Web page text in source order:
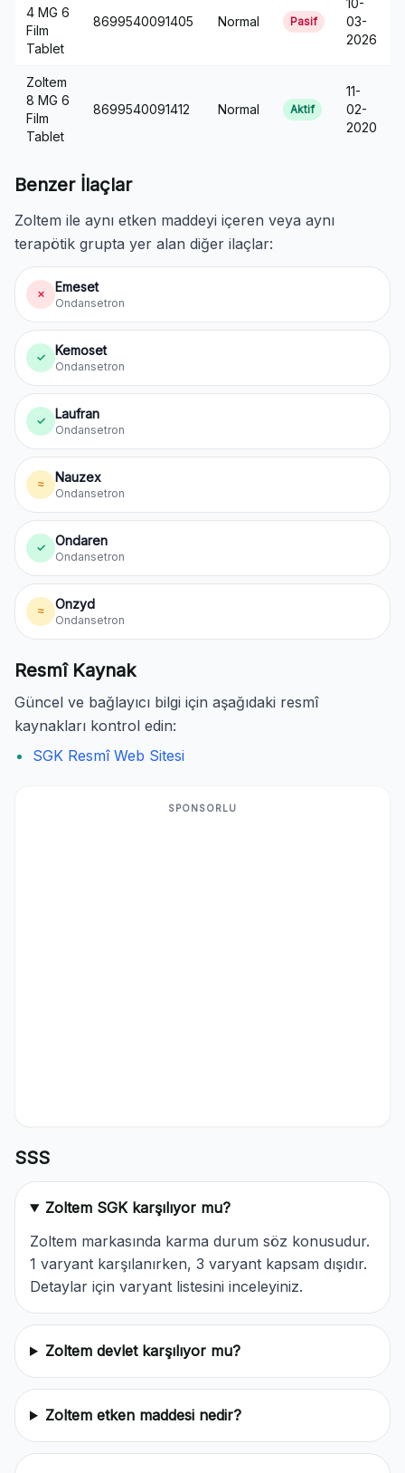
4 MG 6
Film
Tablet
8699540091405 Normal Pasif
10-
03-
2026
Zoltem
8 MG 6
Film
Tablet
8699540091412 Normal Aktif
11-
02-
2020
Benzer İlaçlar
Zoltem ile aynı etken maddeyi içeren veya aynı
terapötik grupta yer alan diğer ilaçlar:
✗ Emeset
Ondansetron
✓ Kemoset
Ondansetron
✓ Laufran
Ondansetron
≈ Nauzex
Ondansetron
✓ Ondaren
Ondansetron
≈ Onzyd
Ondansetron
Resmî Kaynak
Güncel ve bağlayıcı bilgi için aşağıdaki resmî
kaynakları kontrol edin:
SGK Resmî Web Sitesi
SPONSORLU
SSS
Zoltem SGK karşılıyor mu?
Zoltem markasında karma durum söz konusudur.
1 varyant karşılanırken, 3 varyant kapsam dışıdır.
Detaylar için varyant listesini inceleyiniz.
Zoltem devlet karşılıyor mu?
Zoltem etken maddesi nedir?